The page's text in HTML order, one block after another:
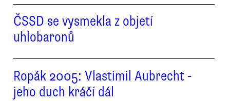
ČSSD se vysmekla z objetí
uhlobaronů
Ropák 2005: Vlastimil Aubrecht -
jeho duch kráčí dál